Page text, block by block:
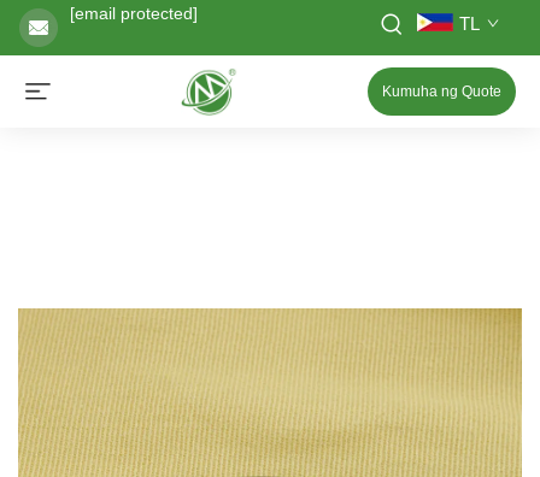
[email protected] TL
Kumuha ng Quote